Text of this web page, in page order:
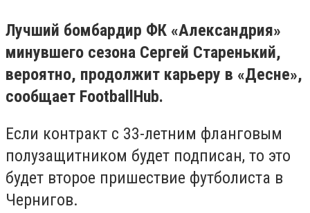
Лучший бомбардир ФК «Александрия»
минувшего сезона Сергей Старенький,
вероятно, продолжит карьеру в «Десне»,
сообщает FootballHub.
Если контракт с 33-летним фланговым
полузащитником будет подписан, то это
будет второе пришествие футболиста в
Чернигов.